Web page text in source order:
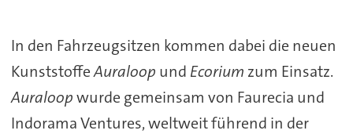
In den Fahrzeugsitzen kommen dabei die neuen
KunststoffeAuraloop und Ecorium zum Einsatz.
Auraloopwurde gemeinsam von Faurecia und
Indorama Ventures, weltweit führend in der